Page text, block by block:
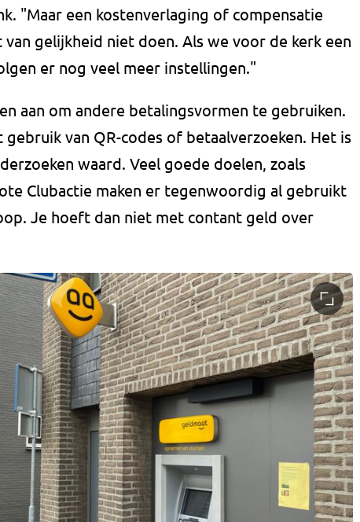
"Maar een kostenverlaging of compensatie
gelijkheid niet doen. Als we voor de kerk een
er nog veel meer instellingen."
aan om andere betalingsvormen te gebruiken.
van QR-codes of betaalverzoeken. Het is
waard. Veel goede doelen, zoals
Clubactie maken er tegenwoordig al gebruikt
Je hoeft dan niet met contant geld over